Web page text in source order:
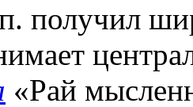
получил
«Рай